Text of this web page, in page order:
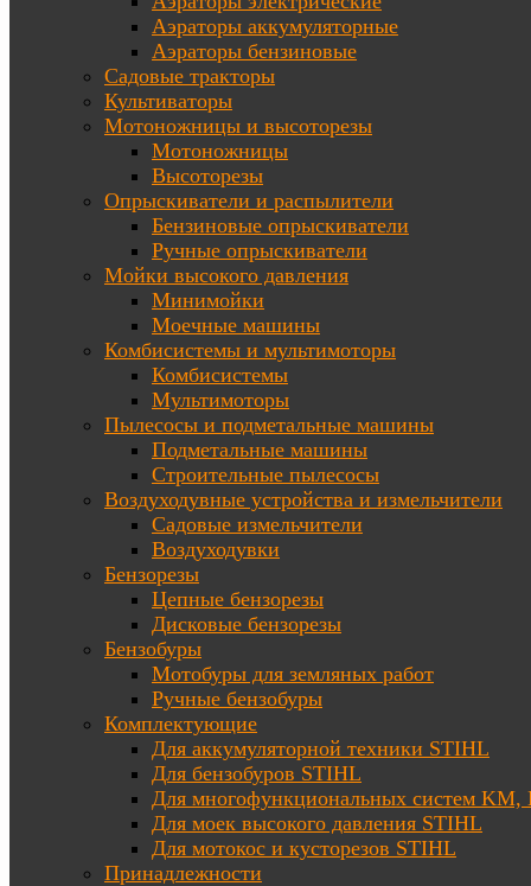
Аэраторы аккумуляторные
Аэраторы бензиновые
Садовые тракторы
Культиваторы
Мотоножницы и высоторезы
Мотоножницы
Высоторезы
Опрыскиватели и распылители
Бензиновые опрыскиватели
Ручные опрыскиватели
Мойки высокого давления
Минимойки
Моечные машины
Комбисистемы и мультимоторы
Комбисистемы
Мультимоторы
Пылесосы и подметальные машины
Подметальные машины
Строительные пылесосы
Воздуходувные устройства и измельчители
Садовые измельчители
Воздуходувки
Бензорезы
Цепные бензорезы
Дисковые бензорезы
Бензобуры
Мотобуры для земляных работ
Ручные бензобуры
Комплектующие
Для аккумуляторной техники STIHL
Для бензобуров STIHL
Для многофункциональных систем KM,
Для моек высокого давления STIHL
Для мотокос и кусторезов STIHL
Принадлежности